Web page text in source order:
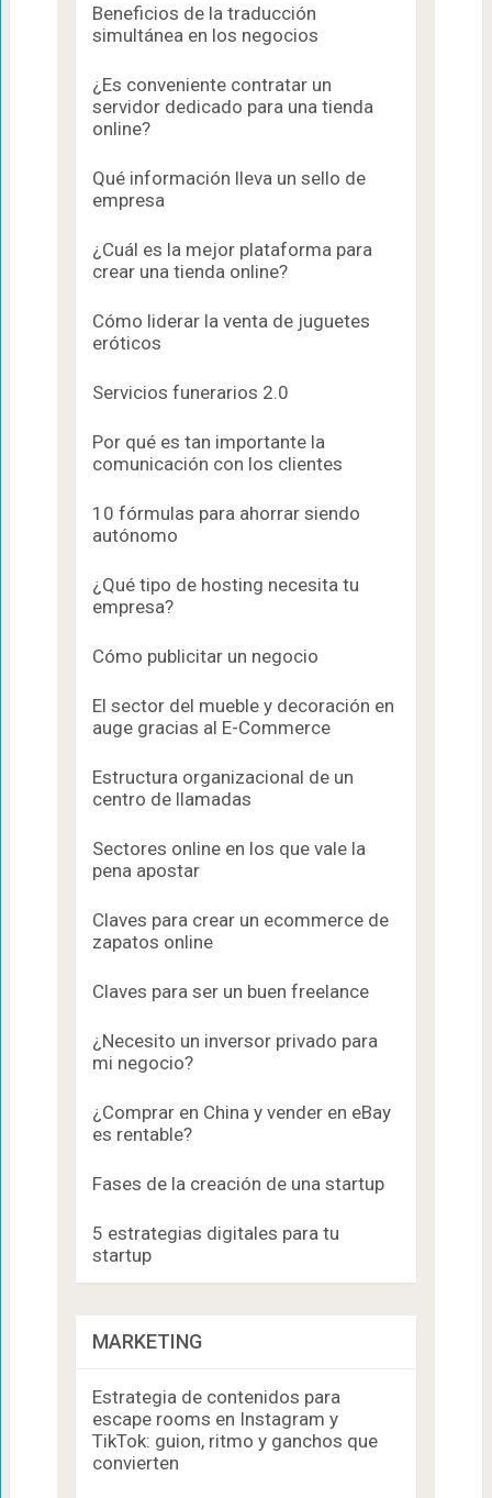
Beneficios de la traducción
simultánea en los negocios
¿Es conveniente contratar un
servidor dedicado para una tienda
online?
Qué información lleva un sello de
empresa
¿Cuál es la mejor plataforma para
crear una tienda online?
Cómo liderar la venta de juguetes
eróticos
Servicios funerarios 2.0
Por qué es tan importante la
comunicación con los clientes
10 fórmulas para ahorrar siendo
autónomo
¿Qué tipo de hosting necesita tu
empresa?
Cómo publicitar un negocio
El sector del mueble y decoración en
auge gracias al E-Commerce
Estructura organizacional de un
centro de llamadas
Sectores online en los que vale la
pena apostar
Claves para crear un ecommerce de
zapatos online
Claves para ser un buen freelance
¿Necesito un inversor privado para
mi negocio?
¿Comprar en China y vender en eBay
es rentable?
Fases de la creación de una startup
5 estrategias digitales para tu
startup
MARKETING
Estrategia de contenidos para
escape rooms en Instagram y
TikTok: guion, ritmo y ganchos que
convierten